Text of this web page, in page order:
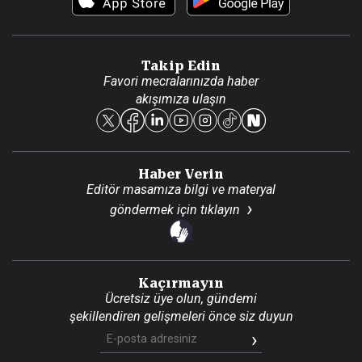
Reklam Ver
Takip Edin
Favori mecralarınızda haber
akışımıza ulaşın
Haber Verin
Editör masamıza bilgi ve materyal
göndermek için tıklayın
Kaçırmayın
Ücretsiz üye olun, gündemi
şekillendiren gelişmeleri önce siz duyun